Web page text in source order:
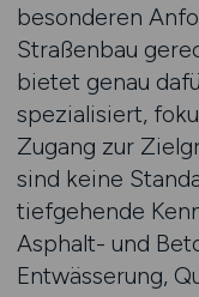
besonderen
Straßenbau
bietet genau
spezialisiert,
Zugang zur
sind keine
tiefgehende
Asphalt- und
Entwässerung,